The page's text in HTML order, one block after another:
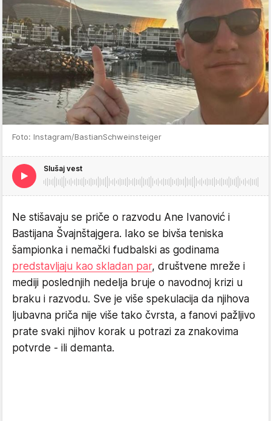
Foto: Instagram/BastianSchweinsteiger
Slušaj vest
Ne stišavaju se priče o razvodu Ane Ivanović i
Bastijana Švajnštajgera. Iako se bivša teniska
šampionka i nemački fudbalski as godinama
predstavljaju kao skladan par, društvene mreže i
mediji poslednjih nedelja bruje o navodnoj krizi u
braku i razvodu. Sve je više spekulacija da njihova
ljubavna priča nije više tako čvrsta, a fanovi pažljivo
prate svaki njihov korak u potrazi za znakovima
potvrde - ili demanta.